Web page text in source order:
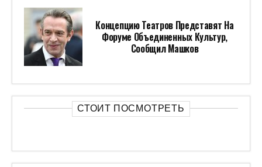
Концепцию Театров Представят На
Форуме Объединенных Культур,
Сообщил Машков
СТОИТ ПОСМОТРЕТЬ